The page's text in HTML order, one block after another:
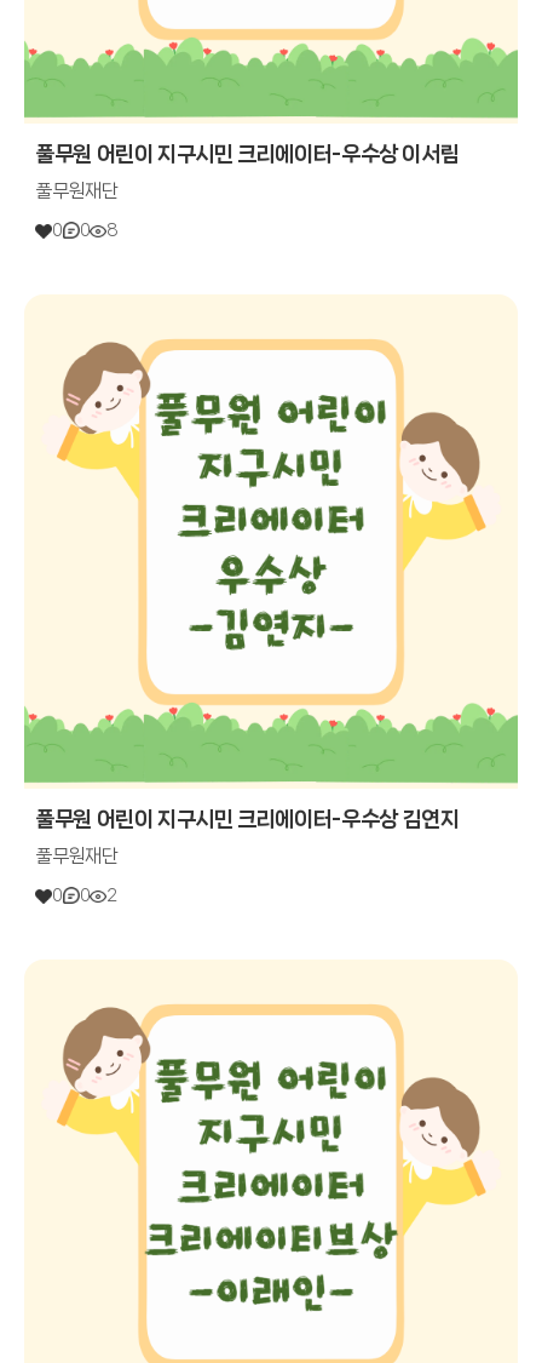
풀무원 어린이 지구시민 크리에이터-우수상 이서림
풀무원재단
0 0 8
풀무원 어린이 지구시민 크리에이터-우수상 김연지
풀무원재단
0 0 2